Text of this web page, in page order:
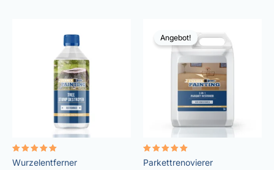
Bewertet
mit
Wurzelentferner
Angebot!
Bewertet
mit
Parkettrenovierer